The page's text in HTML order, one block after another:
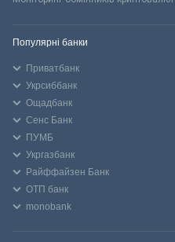
Популярні банки
Приватбанк
Укрсиббанк
Ощадбанк
Сенс Банк
ПУМБ
Укргазбанк
Райффайзен Банк
ОТП банк
monobank